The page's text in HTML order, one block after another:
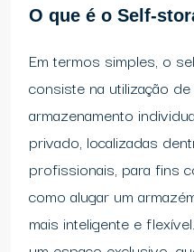
O que é o Self-
Em termos simples, o
consiste na utilização
armazenamento
privado, localizadas
profissionais, para fins
como alugar um
mais inteligente e